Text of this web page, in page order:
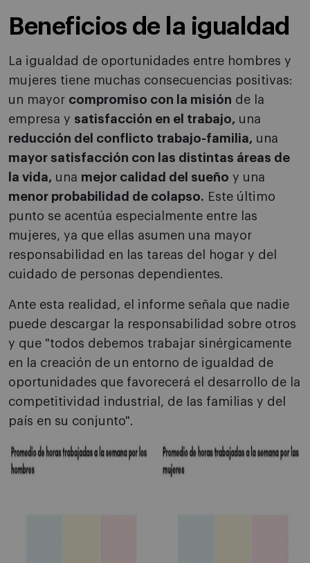
Beneficios de la igualdad
La igualdad de oportunidades entre hombres y
mujeres tiene muchas consecuencias positivas:
un mayor compromiso con la misión de la
empresa y satisfacción en el trabajo, una
reducción del conflicto trabajo-familia, una
mayor satisfacción con las distintas áreas de
la vida, una mejor calidad del sueño y una
menor probabilidad de colapso. Este último
punto se acentúa especialmente entre las
mujeres, ya que ellas asumen una mayor
responsabilidad en las tareas del hogar y del
cuidado de personas dependientes.
Ante esta realidad, el informe señala que nadie
puede descargar la responsabilidad sobre otros
y que "todos debemos trabajar sinérgicamente
en la creación de un entorno de igualdad de
oportunidades que favorecerá el desarrollo de la
competitividad industrial, de las familias y del
país en su conjunto".